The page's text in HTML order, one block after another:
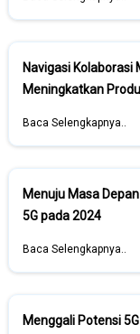
Navigasi Kolaborasi
Meningkatkan
Baca Selengkapnya..
Menuju Masa
5G pada 2024
Baca Selengkapnya..
Menggali Potensi